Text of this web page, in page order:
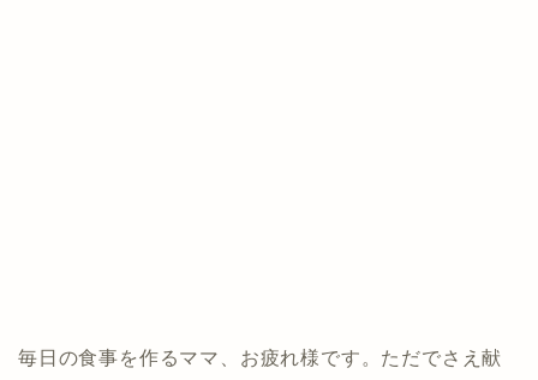
毎日の食事を作るママ、お疲れ様です。ただでさえ献